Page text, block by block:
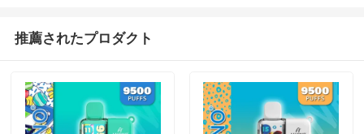
推薦されたプロダクト